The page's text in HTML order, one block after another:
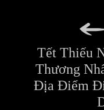
Tết Thiếu
Thương
Địa Điểm